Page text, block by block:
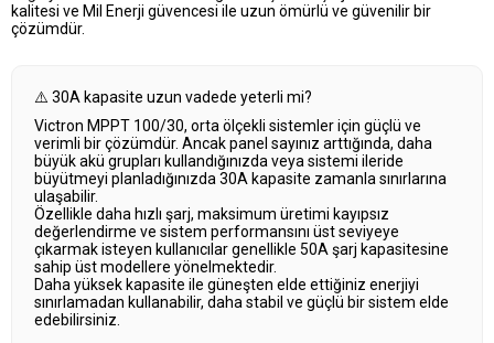
kalitesi ve Mil Enerji güvencesi ile uzun ömürlü ve güvenilir bir
çözümdür.
⚠️ 30A kapasite uzun vadede yeterli mi?
Victron MPPT 100/30, orta ölçekli sistemler için güçlü ve
verimli bir çözümdür. Ancak panel sayınız arttığında, daha
büyük akü grupları kullandığınızda veya sistemi ileride
büyütmeyi planladığınızda 30A kapasite zamanla sınırlarına
ulaşabilir.
Özellikle daha hızlı şarj, maksimum üretimi kayıpsız
değerlendirme ve sistem performansını üst seviyeye
çıkarmak isteyen kullanıcılar genellikle 50A şarj kapasitesine
sahip üst modellere yönelmektedir.
Daha yüksek kapasite ile güneşten elde ettiğiniz enerjiyi
sınırlamadan kullanabilir, daha stabil ve güçlü bir sistem elde
edebilirsiniz.